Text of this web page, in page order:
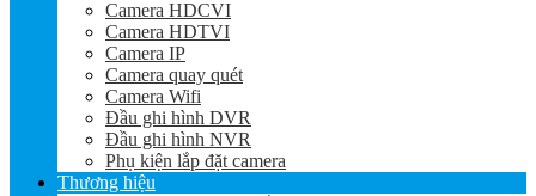
Camera HDCVI
Camera HDTVI
Camera IP
Camera quay quét
Camera Wifi
Đầu ghi hình DVR
Đầu ghi hình NVR
Phụ kiện lắp đặt camera
Thương hiệu